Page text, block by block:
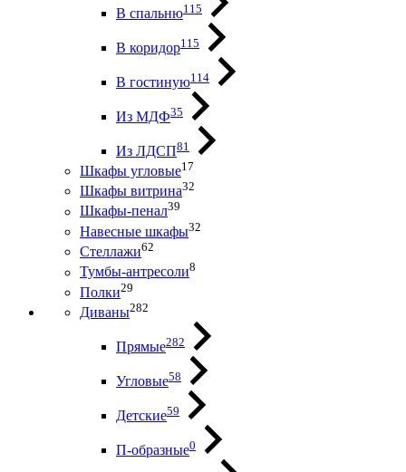
В спальню115
В коридор115
В гостиную114
Из МДФ35
Из ЛДСП81
Шкафы угловые17
Шкафы витрина32
Шкафы-пенал39
Навесные шкафы32
Стеллажи62
Тумбы-антресоли8
Полки29
Диваны282
Прямые282
Угловые58
Детские59
П-образные0